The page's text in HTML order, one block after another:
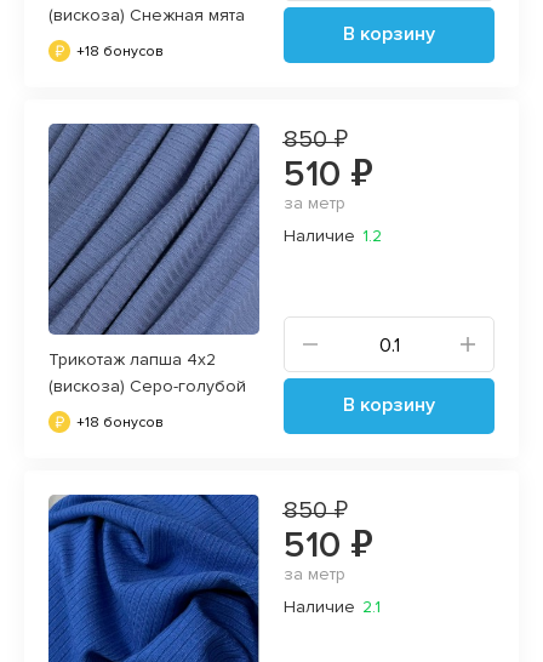
(вискоза) Снежная мята
+18 бонусов
В корзину
Трикотаж лапша 4х2
(вискоза) Серо-голубой
+18 бонусов
850 ₽
510 ₽
за метр
Наличие 1.2
В корзину
850 ₽
510 ₽
за метр
Наличие 2.1